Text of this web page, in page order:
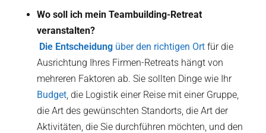
Wo soll ich mein Teambuilding-Retreat
veranstalten?
‍ Die Entscheidung über den richtigen Ort für die
Ausrichtung Ihres Firmen-Retreats hängt von
mehreren Faktoren ab. Sie sollten Dinge wie Ihr
Budget, die Logistik einer Reise mit einer Gruppe,
die Art des gewünschten Standorts, die Art der
Aktivitäten, die Sie durchführen möchten, und den